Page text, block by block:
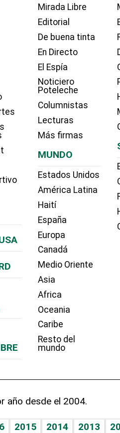
Mirada Libre
Editorial
De buena tinta
En Directo
El Espía
Noticiero
Poteleche
Columnistas
Lecturas
Más firmas
MUNDO
Estados Unidos
América Latina
Haití
España
Europa
Canadá
Medio Oriente
Asia
Africa
Oceania
Caribe
Resto del
mundo
año desde el 2004.
2015 2014 2013